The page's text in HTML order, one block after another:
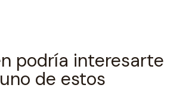
podría interesarte
uno de estos